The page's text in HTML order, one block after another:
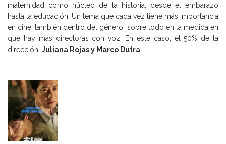
maternidad como núcleo de la historia, desde el embarazo
hasta la educación. Un tema que cada vez tiene más importancia
en cine, también dentro del género, sobre todo en la medida en
que hay más directoras con voz. En este caso, el 50% de la
dirección: Juliana Rojas y Marco Dutra